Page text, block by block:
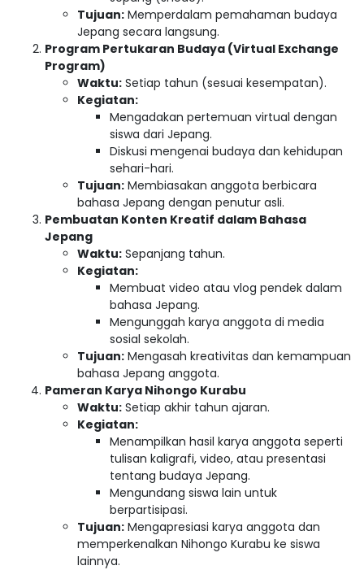
Tujuan: Memperdalam pemahaman budaya
Jepang secara langsung.
Program Pertukaran Budaya (Virtual Exchange
Program)
Waktu: Setiap tahun (sesuai kesempatan).
Kegiatan:
Mengadakan pertemuan virtual dengan
siswa dari Jepang.
Diskusi mengenai budaya dan kehidupan
sehari-hari.
Tujuan: Membiasakan anggota berbicara
bahasa Jepang dengan penutur asli.
Pembuatan Konten Kreatif dalam Bahasa
Jepang
Waktu: Sepanjang tahun.
Kegiatan:
Membuat video atau vlog pendek dalam
bahasa Jepang.
Mengunggah karya anggota di media
sosial sekolah.
Tujuan: Mengasah kreativitas dan kemampuan
bahasa Jepang anggota.
Pameran Karya Nihongo Kurabu
Waktu: Setiap akhir tahun ajaran.
Kegiatan:
Menampilkan hasil karya anggota seperti
tulisan kaligrafi, video, atau presentasi
tentang budaya Jepang.
Mengundang siswa lain untuk
berpartisipasi.
Tujuan: Mengapresiasi karya anggota dan
memperkenalkan Nihongo Kurabu ke siswa
lainnya.